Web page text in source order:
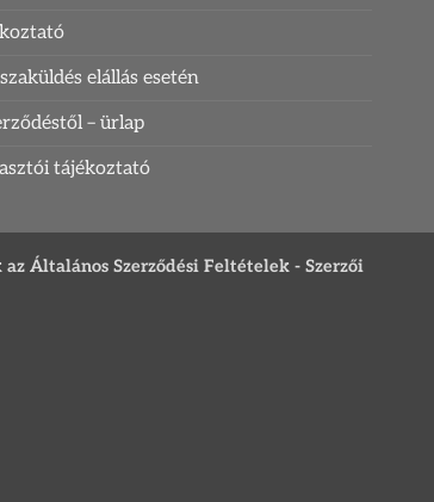
elállás esetén
– ürlap
tájékoztató
Általános Szerződési Feltételek - Szerzői